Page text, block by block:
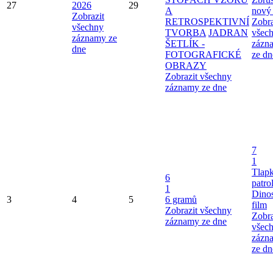
27
2026
Zobrazit
všechny
záznamy ze
dne
29
A
RETROSPEKTIVNÍ
TVORBA JADRAN
ŠETLÍK -
FOTOGRAFICKÉ
OBRAZY
Zobrazit všechny
záznamy ze dne
nový
ze
3 4 5
6
1
6 gramů
Zobrazit všechny
záznamy ze dne
7
1
film
ze